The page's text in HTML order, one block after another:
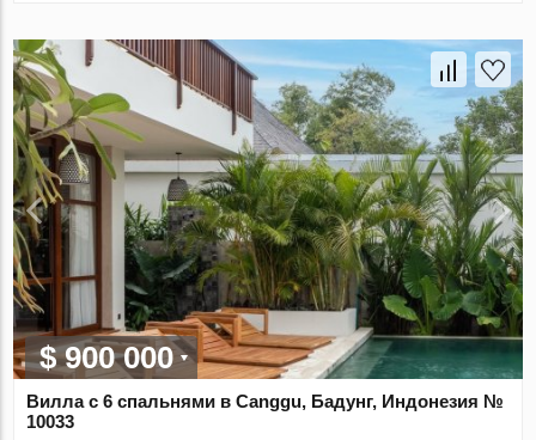
$ 900 000
Вилла с 6 спальнями в Canggu, Бадунг, Индонезия №
10033